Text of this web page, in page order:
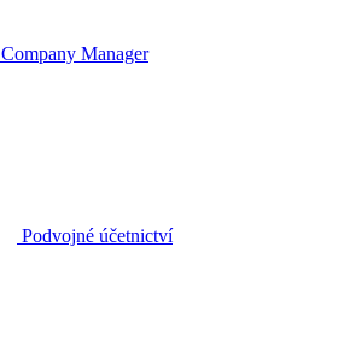
Company Manager
Podvojné účetnictví